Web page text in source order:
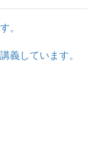
。
義しています。